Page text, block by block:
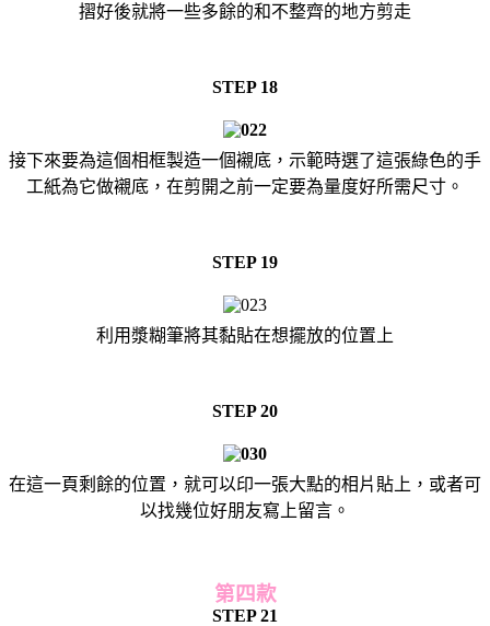
摺好後就將一些多餘的和不整齊的地方剪走
STEP 18
接下來要為這個相框製造一個襯底，示範時選了這張綠色的手
工紙為它做襯底，在剪開之前一定要為量度好所需尺寸。
STEP 19
利用漿糊筆將其黏貼在想擺放的位置上
STEP 20
在這一頁剩餘的位置，就可以印一張大點的相片貼上，或者可
以找幾位好朋友寫上留言。
第四款
STEP 21